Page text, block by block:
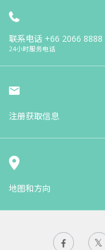
联系电话 +66 2066 8888
24小时服务电话
注册获取信息
地图和方向